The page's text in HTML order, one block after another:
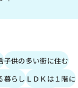
子供の多い街に住む
暮らしＬＤＫは１階に